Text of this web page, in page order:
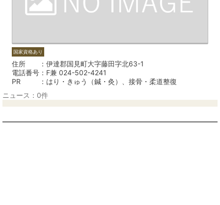
国家資格あり
住所
伊達郡国見町大字藤田字北63-1
電話番号
F兼 024-502-4241
PR
はり・きゅう（鍼・灸）、接骨・柔道整復
ニュース：0件